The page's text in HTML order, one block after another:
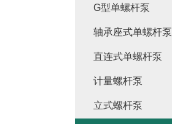
G型单螺杆泵
轴承座式单螺杆泵
直连式单螺杆泵
计量螺杆泵
立式螺杆泵